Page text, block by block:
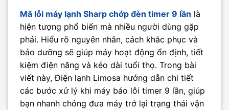
Mã lỗi máy lạnh Sharp chớp đèn timer 9 lần là
hiện tượng phổ biến mà nhiều người dùng gặp
phải. Hiểu rõ nguyên nhân, cách khắc phục và
bảo dưỡng sẽ giúp máy hoạt động ổn định, tiết
kiệm điện năng và kéo dài tuổi thọ. Trong bài
viết này, Điện lạnh Limosa hướng dẫn chi tiết
các bước xử lý khi máy báo lỗi timer 9 lần, giúp
bạn nhanh chóng đưa máy trở lại trạng thái vận